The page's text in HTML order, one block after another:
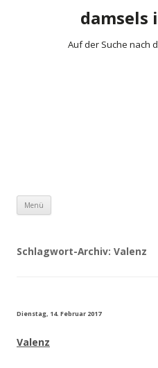
damsels
Auf der Suche nach
Menü
Schlagwort-Archiv: Valenz
Dienstag, 14. Februar 2017
Valenz